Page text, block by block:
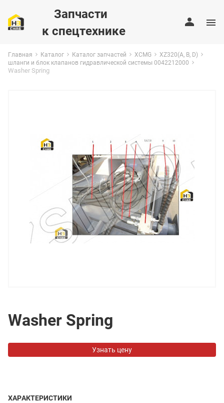
Запчасти
к спецтехнике
Главная Каталог Каталог запчастей XCMG
XZ320(A, B, D)
шланги и блок клапанов гидравлической системы 0042212000
Washer Spring
Washer Spring
Узнать цену
ХАРАКТЕРИСТИКИ